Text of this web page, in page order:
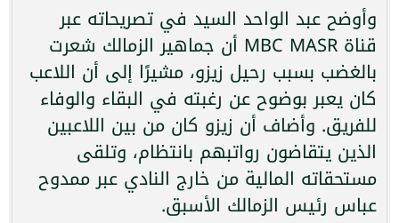
وأوضح عبد الواحد السيد في تصريحاته عبر
قناة MBC MASR أن جماهير الزمالك شعرت
بالغضب بسبب رحيل زيزو، مشيرًا إلى أن اللاعب
كان يعبر بوضوح عن رغبته في البقاء والوفاء
للفريق. وأضاف أن زيزو كان من بين اللاعبين
الذين يتقاضون رواتبهم بانتظام، وتلقى
مستحقاته المالية من خارج النادي عبر ممدوح
عباس رئيس الزمالك الأسبق.